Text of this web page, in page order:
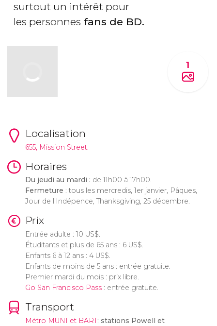
surtout un intérêt pour
les personnes fans de BD.
1
Localisation
655, Mission Street.
Horaires
Du jeudi au mardi : de 11h00 à 17h00.
Fermeture : tous les mercredis, 1er janvier, Pâques,
Jour de l'Indépence, Thanksgiving, 25 décembre.
Prix
Entrée adulte : 10 US$.
Étuditants et plus de 65 ans : 6 US$.
Enfants 6 à 12 ans : 4 US$.
Enfants de moins de 5 ans : entrée gratuite.
Premier mardi du mois : prix libre.
Go San Francisco Pass: entrée gratuite.
Transport
Métro MUNI et BART: stations Powell et